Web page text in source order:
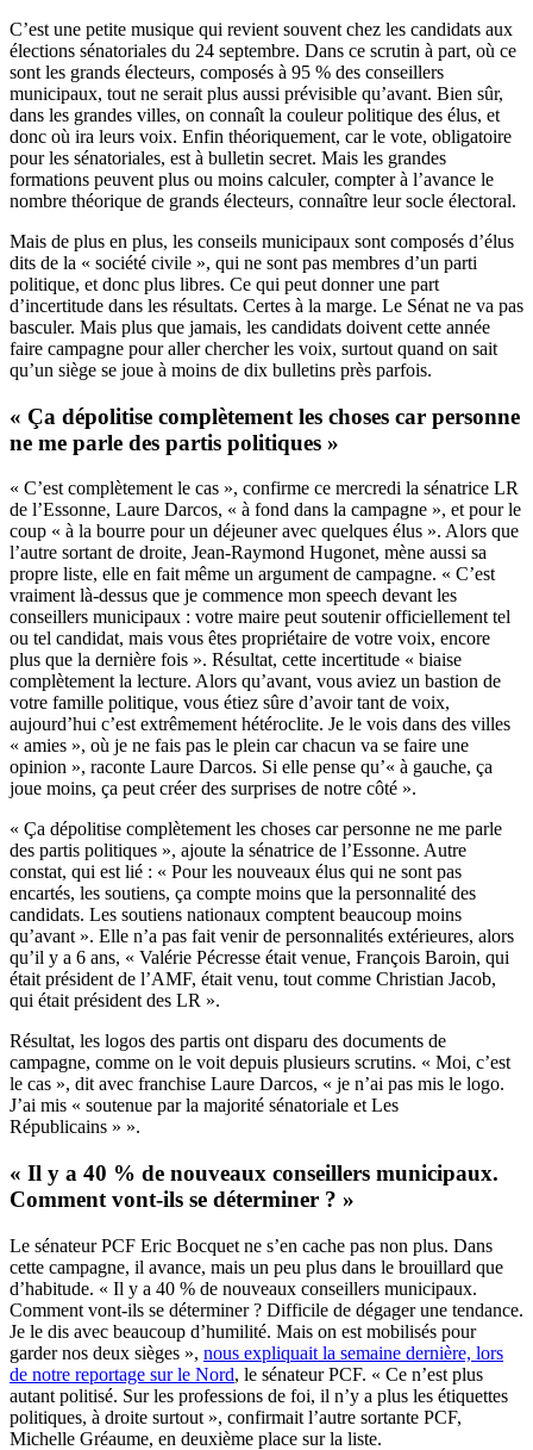
C’est une petite musique qui revient souvent chez les candidats aux
élections sénatoriales du 24 septembre. Dans ce scrutin à part, où ce
sont les grands électeurs, composés à 95 % des conseillers
municipaux, tout ne serait plus aussi prévisible qu’avant. Bien sûr,
dans les grandes villes, on connaît la couleur politique des élus, et
donc où ira leurs voix. Enfin théoriquement, car le vote, obligatoire
pour les sénatoriales, est à bulletin secret. Mais les grandes
formations peuvent plus ou moins calculer, compter à l’avance le
nombre théorique de grands électeurs, connaître leur socle électoral.
Mais de plus en plus, les conseils municipaux sont composés d’élus
dits de la « société civile », qui ne sont pas membres d’un parti
politique, et donc plus libres. Ce qui peut donner une part
d’incertitude dans les résultats. Certes à la marge. Le Sénat ne va pas
basculer. Mais plus que jamais, les candidats doivent cette année
faire campagne pour aller chercher les voix, surtout quand on sait
qu’un siège se joue à moins de dix bulletins près parfois.
« Ça dépolitise complètement les choses car personne
ne me parle des partis politiques »
« C’est complètement le cas », confirme ce mercredi la sénatrice LR
de l’Essonne, Laure Darcos, « à fond dans la campagne », et pour le
coup « à la bourre pour un déjeuner avec quelques élus ». Alors que
l’autre sortant de droite, Jean-Raymond Hugonet, mène aussi sa
propre liste, elle en fait même un argument de campagne. « C’est
vraiment là-dessus que je commence mon speech devant les
conseillers municipaux : votre maire peut soutenir officiellement tel
ou tel candidat, mais vous êtes propriétaire de votre voix, encore
plus que la dernière fois ». Résultat, cette incertitude « biaise
complètement la lecture. Alors qu’avant, vous aviez un bastion de
votre famille politique, vous étiez sûre d’avoir tant de voix,
aujourd’hui c’est extrêmement hétéroclite. Je le vois dans des villes
« amies », où je ne fais pas le plein car chacun va se faire une
opinion », raconte Laure Darcos. Si elle pense qu’« à gauche, ça
joue moins, ça peut créer des surprises de notre côté ».
« Ça dépolitise complètement les choses car personne ne me parle
des partis politiques », ajoute la sénatrice de l’Essonne. Autre
constat, qui est lié : « Pour les nouveaux élus qui ne sont pas
encartés, les soutiens, ça compte moins que la personnalité des
candidats. Les soutiens nationaux comptent beaucoup moins
qu’avant ». Elle n’a pas fait venir de personnalités extérieures, alors
qu’il y a 6 ans, « Valérie Pécresse était venue, François Baroin, qui
était président de l’AMF, était venu, tout comme Christian Jacob,
qui était président des LR ».
Résultat, les logos des partis ont disparu des documents de
campagne, comme on le voit depuis plusieurs scrutins. « Moi, c’est
le cas », dit avec franchise Laure Darcos, « je n’ai pas mis le logo.
J’ai mis « soutenue par la majorité sénatoriale et Les
Républicains » ».
« Il y a 40 % de nouveaux conseillers municipaux.
Comment vont-ils se déterminer ? »
Le sénateur PCF Eric Bocquet ne s’en cache pas non plus. Dans
cette campagne, il avance, mais un peu plus dans le brouillard que
d’habitude. « Il y a 40 % de nouveaux conseillers municipaux.
Comment vont-ils se déterminer ? Difficile de dégager une tendance.
Je le dis avec beaucoup d’humilité. Mais on est mobilisés pour
garder nos deux sièges », nous expliquait la semaine dernière, lors
de notre reportage sur le Nord, le sénateur PCF. « Ce n’est plus
autant politisé. Sur les professions de foi, il n’y a plus les étiquettes
politiques, à droite surtout », confirmait l’autre sortante PCF,
Michelle Gréaume, en deuxième place sur la liste.